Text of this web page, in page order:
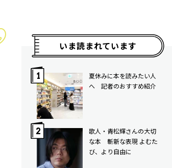
いま読まれています
夏休みに本を読みたい人
へ 記者のおすすめ紹介
歌人・青松輝さんの大切
な本 斬新な表現 よむた
び、より自由に